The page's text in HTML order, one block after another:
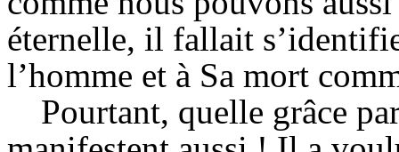
éternelle, il fallait
l’homme et à Sa mort
Pourtant, quelle grâce